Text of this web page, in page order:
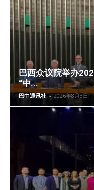
巴西众议院举办
“中...
巴中通讯社 - 2026年8月3日